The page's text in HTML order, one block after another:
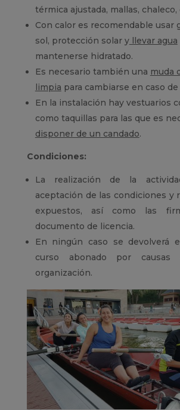
térmica ajustada, mallas, chaleco,
Con calor es recomendable usar
sol, protección solar yllevar agua
mantenerse hidratado.
Es necesario también una muda
limpia para cambiarse en caso de
En la instalación hay vestuarios
como taquillas para las que es
disponer de un candado.
Condiciones:
La realización de la
aceptación de las condiciones y
expuestos, así como las
documento de licencia.
En ningún caso se devolverá
curso abonado por
organización.